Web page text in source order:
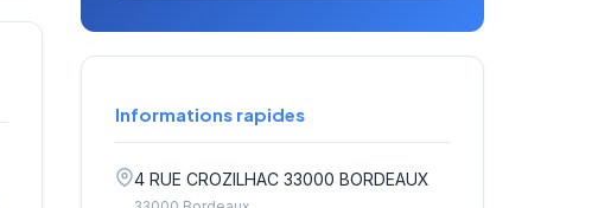
Informations rapides
4 RUE CROZILHAC 33000 BORDEAUX